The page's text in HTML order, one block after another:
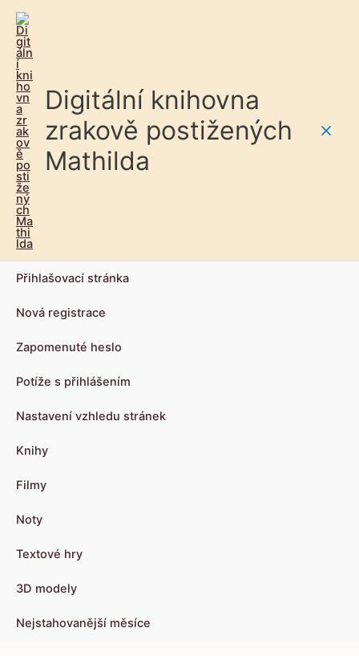
Digitální knihovna
zrakově postižených
Mathilda
Přihlašovací stránka
Nová registrace
Zapomenuté heslo
Potíže s přihlášením
Nastavení vzhledu stránek
Knihy
Filmy
Noty
Textové hry
3D modely
Nejstahovanější měsíce